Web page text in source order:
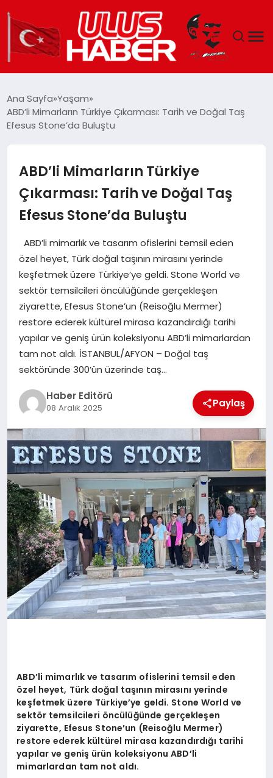
DÜNYA
TEKNOLOJI
EĞITIM
MAGAZIN
SPOR
YAŞAM
Ana Sayfa Yaşam
ABD’li Mimarların Türkiye Çıkarması: Tarih ve Doğal Taş
Efesus Stone’da Buluştu
ABD’li Mimarların Türkiye
Çıkarması: Tarih ve Doğal Taş
Efesus Stone’da Buluştu
ABD’li mimarlık ve tasarım ofislerini temsil eden
özel heyet, Türk doğal taşının mirasını yerinde
keşfetmek üzere Türkiye’ye geldi. Stone World ve
sektör temsilcileri öncülüğünde gerçekleşen
ziyarette, Efesus Stone’un (Reisoğlu Mermer)
restore ederek kültürel mirasa kazandırdığı tarihi
yapılar ve geniş ürün koleksiyonu ABD’li mimarlardan
tam not aldı. İSTANBUL/AFYON – Doğal taş
sektöründe 300’ün üzerinde taş…
Haber Editörü
08 Aralık 2025 Paylaş
ABD’li mimarlık ve tasarım ofislerini temsil eden
özel heyet, Türk doğal taşının mirasını yerinde
keşfetmek üzere Türkiye’ye geldi. Stone World ve
sektör temsilcileri öncülüğünde gerçekleşen
ziyarette, Efesus Stone’un (Reisoğlu Mermer)
restore ederek kültürel mirasa kazandırdığı tarihi
yapılar ve geniş ürün koleksiyonu ABD’li
mimarlardan tam not aldı.